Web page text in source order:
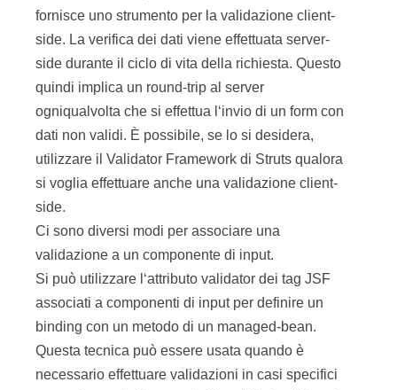
fornisce uno strumento per la validazione client-
side. La verifica dei dati viene effettuata server-
side durante il ciclo di vita della richiesta. Questo
quindi implica un round-trip al server
ogniqualvolta che si effettua l‘invio di un form con
dati non validi. È possibile, se lo si desidera,
utilizzare il Validator Framework di Struts qualora
si voglia effettuare anche una validazione client-
side.
Ci sono diversi modi per associare una
validazione a un componente di input.
Si può utilizzare l‘attributo validator dei tag JSF
associati a componenti di input per definire un
binding con un metodo di un managed-bean.
Questa tecnica può essere usata quando è
necessario effettuare validazioni in casi specifici